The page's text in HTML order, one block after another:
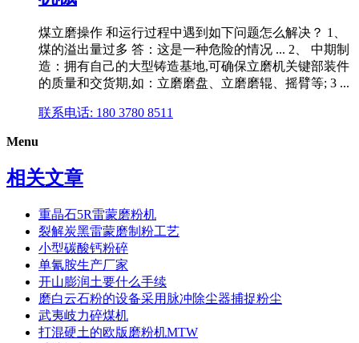
煤立磨操作 和运行过程中遇到如下问题怎么解决？ 1、
煤的溢出量过多 答：这是一种危险的情况 ... 2、 中期制
造：拥有自己的大型铸造基地,可确保立磨机关键部装件
的质量和交货期,如：立磨磨盘、立磨磨辊、摇臂等; 3 ...
联系电话: 180 3780 8511
Menu
相关文章
重晶石5R雷蒙磨粉机
裂解炭黑雷蒙磨制粉工艺
小型碳酸钙粉碎
单氰胺生产厂家
开山膨润土要什么手续
磨白云石粉的设备采用脉冲除尘器捕捉粉尘
武夷岐力碎煤机
打混硬土的欧版磨粉机MTW